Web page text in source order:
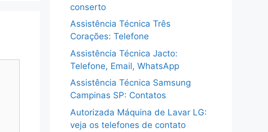
conserto
Assistência Técnica Três
Corações: Telefone
Assistência Técnica Jacto:
Telefone, Email, WhatsApp
Assistência Técnica Samsung
Campinas SP: Contatos
Autorizada Máquina de Lavar LG:
veja os telefones de contato